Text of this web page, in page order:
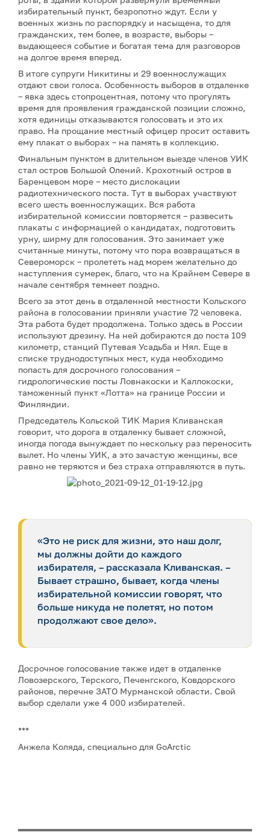
избирательный пункт, безропотно ждут. Если у
военных жизнь по распорядку и насыщена, то для
гражданских, тем более, в возрасте, выборы –
выдающееся событие и богатая тема для разговоров
на долгое время вперед.
В итоге супруги Никитины и 29 военнослужащих
отдают свои голоса. Особенность выборов в отдаленке
– явка здесь стопроцентная, потому что прогулять
время для проявления гражданской позиции сложно,
хотя единицы отказываются голосовать и это их
право. На прощание местный офицер просит оставить
ему плакат о выборах – на память в коллекцию.
Финальным пунктом в длительном выезде членов УИК
стал остров Большой Олений. Крохотный остров в
Баренцевом море – место дислокации
радиотехнического поста. Тут в выборах участвуют
всего шесть военнослужащих. Вся работа
избирательной комиссии повторяется – развесить
плакаты с информацией о кандидатах, подготовить
урну, ширму для голосования. Это занимает уже
считанные минуты, потому что пора возвращаться в
Североморск – пролететь над морем желательно до
наступления сумерек, благо, что на Крайнем Севере в
начале сентября темнеет поздно.
Всего за этот день в отдаленной местности Кольского
района в голосовании приняли участие 72 человека.
Эта работа будет продолжена. Только здесь в России
используют дрезину. На ней добираются до поста 109
километр, станций Путевая Усадьба и Нял. Еще в
списке труднодоступных мест, куда необходимо
попасть для досрочного голосования –
гидрологические посты Ловнакоски и Каллокоски,
таможенный пункт «Лотта» на границе России и
Финляндии.
Председатель Кольской ТИК Мария Кливанская
говорит, что дорога в отдаленку бывает сложной,
иногда погода вынуждает по нескольку раз переносить
вылет. Но члены УИК, а это зачастую женщины, все
равно не теряются и без страха отправляются в путь.
«Это не риск для жизни, это наш долг,
мы должны дойти до каждого
избирателя, – рассказала Кливанская. –
Бывает страшно, бывает, когда члены
избирательной комиссии говорят, что
больше никуда не полетят, но потом
продолжают свое дело».
Досрочное голосование также идет в отдаленке
Ловозерского, Терского, Печенгского, Ковдорского
районов, перечне ЗАТО Мурманской области. Свой
выбор сделали уже 4 000 избирателей.
***
Анжела Коляда, специально для GoArctic